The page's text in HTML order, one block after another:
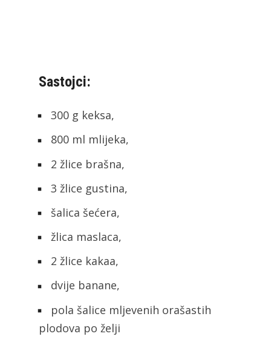
Sastojci:
300 g keksa,
800 ml mlijeka,
2 žlice brašna,
3 žlice gustina,
šalica šećera,
žlica maslaca,
2 žlice kakaa,
dvije banane,
pola šalice mljevenih orašastih
plodova po želji